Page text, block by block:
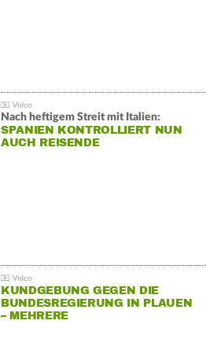
Nach heftigem Streit mit Italien:
SPANIEN KONTROLLIERT NUN
AUCH REISENDE
KUNDGEBUNG GEGEN DIE
BUNDESREGIERUNG IN PLAUEN
– MEHRERE